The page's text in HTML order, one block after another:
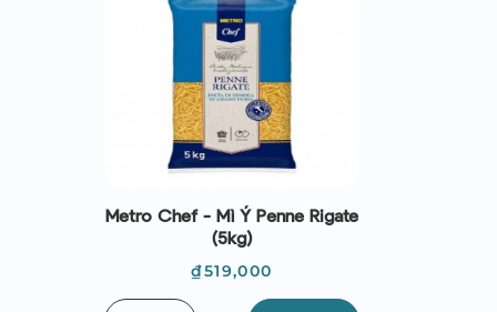
Metro Chef - Mì Ý Penne Rigate
(5kg)
Giá
₫519,000